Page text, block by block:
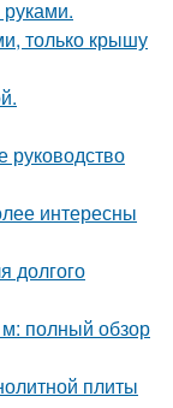
только крышу
руководство
интересны
долгого
м: полный обзор
плиты